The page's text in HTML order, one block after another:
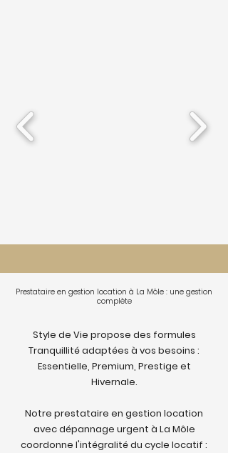
Prestataire en gestion location à La Môle : une gestion
complète
Style de Vie propose des formules
Tranquillité adaptées à vos besoins :
Essentielle, Premium, Prestige et
Hivernale.
Notre prestataire en gestion location
avec dépannage urgent à La Môle
coordonne l'intégralité du cycle locatif :